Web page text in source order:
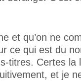
et qu’on ne
ce qui est du
titres. Certes
et je